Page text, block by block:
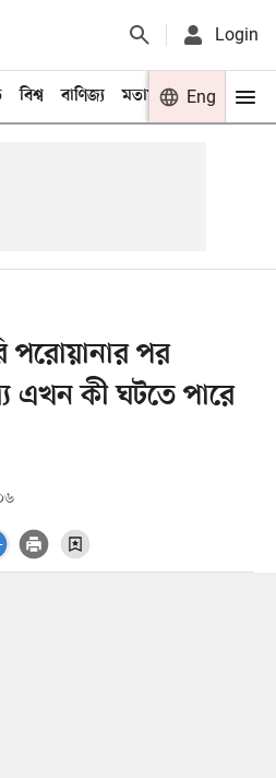
Login
বিশ্ব বাণিজ্য মতামত খেলা
Eng
পরোয়ানার পর
এখন কী ঘটতে পারে